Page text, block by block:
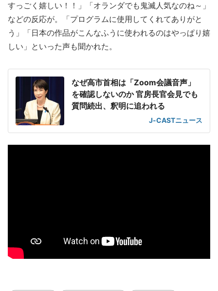
すっごく嬉しい！！」「オランダでも鬼滅人気なのね～」
などの反応が。「プログラムに使用してくれてありがと
う」「日本の作品がこんなふうに使われるのはやっぱり嬉
しい」といった声も聞かれた。
なぜ高市首相は「Zoom会議音声」
を確認しないのか 官房長官会見でも
質問続出、釈明に追われる
J-CASTニュース